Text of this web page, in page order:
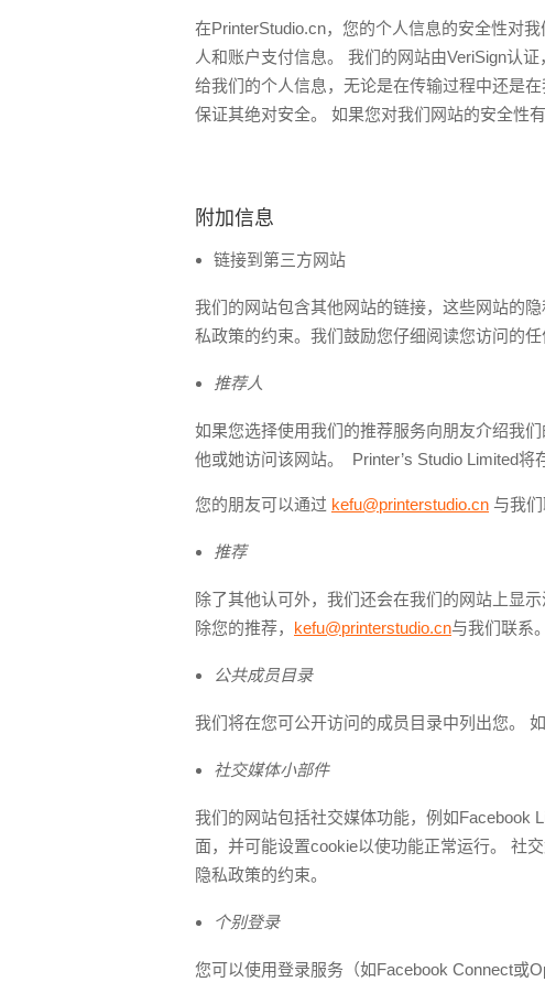
在PrinterStudio.cn，您的个人信息的安全性对
人和账户支付信息。 我们的网站由VeriSign认
给我们的个人信息，无论是在传输过程中还是
保证其绝对安全。 如果您对我们网站的安全性
附加信息
链接到第三方网站
我们的网站包含其他网站的链接，这些网站的
私政策的约束。我们鼓励您仔细阅读您访问的任
推荐人
如果您选择使用我们的推荐服务向朋友介绍我
他或她访问该网站。 Printer’s Studio Limited
您的朋友可以通过 kefu@printerstudio.cn 与我
推荐
除了其他认可外，我们还会在我们的网站上显
除您的推荐， kefu@printerstudio.cn与我们联系。
公共成员目录
我们将在您可公开访问的成员目录中列出您。
社交媒体小部件
我们的网站包括社交媒体功能，例如Facebook
面，并可能设置cookie以使功能正常运行。 社
隐私政策的约束。
个别登录
您可以使用登录服务（如Facebook Connect或